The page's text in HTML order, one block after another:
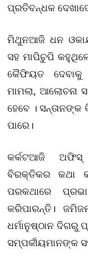
ପ୍ରତିବନ୍ଧକ
ମିଥୁନଆଜି ଧନ
ସହ ମାପିଚୁପି
କୈଫିୟତ ଦେବାକୁ
ମାମଲା, ଆଲୋଚନା
ହେବେ ।
ପାରେ।
କର୍କଟଆଜି ଅଫିସ୍‌
ବିରକ୍ତିକର କଥା
ପରକଥାରେ
କରିପାରନ୍ତି।
ଧର୍ମାନୁଷ୍ଠାନ ଦିଗରୁ
ସମ୍ପର୍କୀୟମାନଙ୍କ